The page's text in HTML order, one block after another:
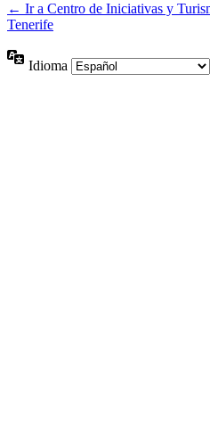
← Ir a Centro de Iniciativas y
Tenerife
Idioma